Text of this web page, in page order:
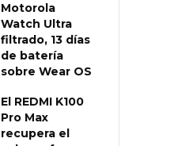
Motorola
Watch Ultra
filtrado, 13 días
de batería
sobre Wear OS
El REDMI K100
Pro Max
recupera el